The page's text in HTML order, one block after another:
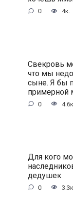
0 4к.
Свекровь
что мы
сыне. Я бы
примерной
0 4.6к.
Для кого
дедушек
0 3.3к.